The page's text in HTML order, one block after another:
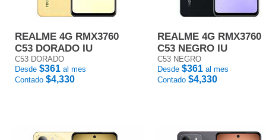
REALME 4G RMX3760
C53 DORADO IU
C53 DORADO
Desde $361 al mes
Contado $4,330
REALME 4G RMX3760
C53 NEGRO IU
C53 NEGRO
Desde $361 al mes
Contado $4,330